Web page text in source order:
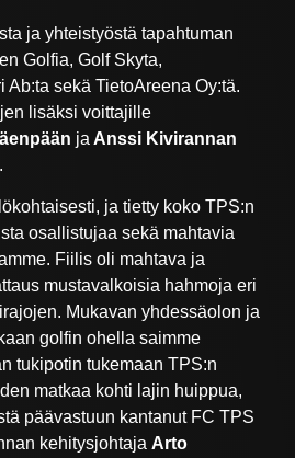
ja yhteistyöstä tapahtuman
Golfia, Golf Skyta,
Ab:ta sekä TietoAreena Oy:tä.
lisäksi voittajille
ja Anssi Kivirannan
ja tietty koko TPS:n
osallistujaa sekä mahtavia
Fiilis oli mahtava ja
mustavalkoisia hahmoja eri
Mukavan yhdessäolon ja
golfin ohella saimme
tukipotin tukemaan TPS:n
matkaa kohti lajin huippua,
päävastuun kantanut FC TPS
kehitysjohtaja Arto